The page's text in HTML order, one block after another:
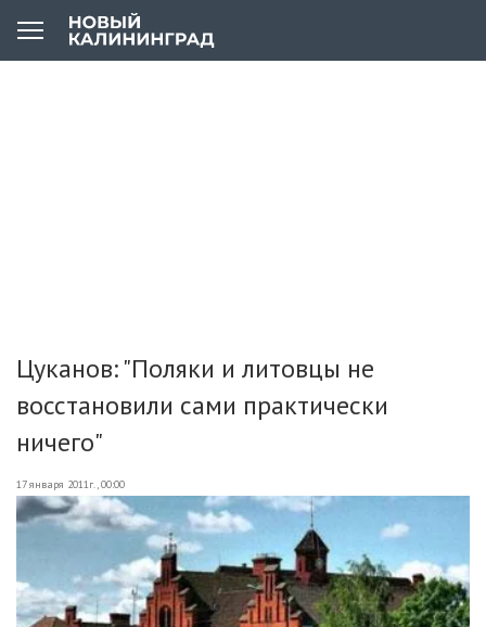
Цуканов: "Поляки и литовцы не
восстановили сами практически
ничего"
17 января 2011г., 00:00